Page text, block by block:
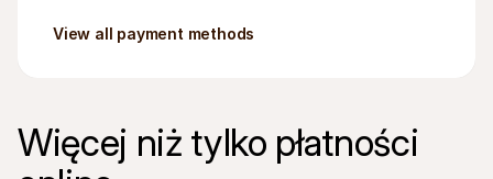
View all payment methods
Więcej niż tylko płatności